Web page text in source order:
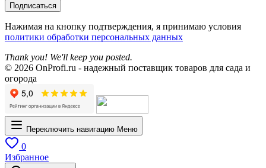
Подписаться
Нажимая на кнопку подтверждения, я принимаю условия
политики обработки персональных данных
Thank you! We'll keep you posted.
© 2026 OnProfi.ru - надежный поставщик товаров для сада и
огорода
Переключить навигацию Меню
0
Избранное